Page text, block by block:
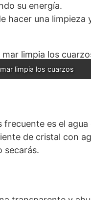
su energía.
hacer una limpieza
limpia los cuarzos
es el agua
de cristal con
secarás.